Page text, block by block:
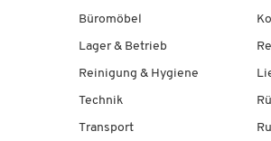
Büromöbel
Lager & Betrieb
Reinigung & Hygiene
Technik
Transport